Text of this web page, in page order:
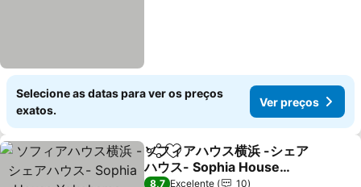
Selecione as datas para ver os preços
exatos.
Ver preços
PartilharAdicionar aos favoritos
ソフィアハウス横浜 -シェア
ハウス- Sophia House
Yokohama - Share House
Ver preços
8,7 Excelente
10